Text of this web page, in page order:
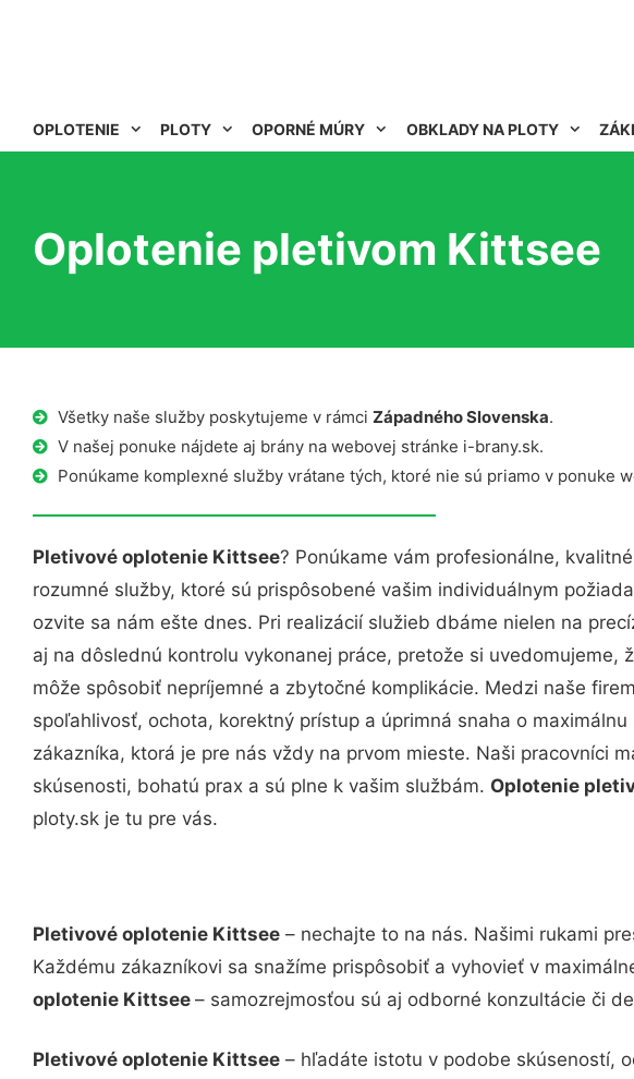
OPLOTENIE PLOTY OPORNÉ MÚRY OBKLADY NA PLOTY
Oplotenie pletivom Kittsee
Všetky naše služby poskytujeme v rámci Západného Slovenska.
V našej ponuke nájdete aj brány na webovej stránke i-brany.sk.
Ponúkame komplexné služby vrátane tých, ktoré nie sú priamo v ponuke
Pletivové oplotenie Kittsee? Ponúkame vám profesionálne,
rozumné služby, ktoré sú prispôsobené vašim individuálnym
ozvite sa nám ešte dnes. Pri realizácií služieb dbáme nielen na
aj na dôslednú kontrolu vykonanej práce, pretože si uvedomujeme,
môže spôsobiť nepríjemné a zbytočné komplikácie. Medzi naše
spoľahlivosť, ochota, korektný prístup a úprimná snaha o
zákazníka, ktorá je pre nás vždy na prvom mieste. Naši pracovníci
skúsenosti, bohatú prax a sú plne k vašim službám. Oplotenie
ploty.sk je tu pre vás.
Pletivové oplotenie Kittsee – nechajte to na nás. Našimi rukami
Každému zákazníkovi sa snažíme prispôsobiť a vyhovieť v
oplotenie Kittsee – samozrejmosťou sú aj odborné konzultácie či
Pletivové oplotenie Kittsee – hľadáte istotu v podobe skúseností,